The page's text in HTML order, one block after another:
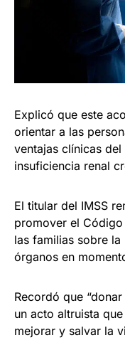
Explicó que este
orientar a las
ventajas clínicas
insuficiencia renal
El titular del IMSS
promover el
las familias sobre
órganos en
Recordó que
un acto altruista
mejorar y salvar la